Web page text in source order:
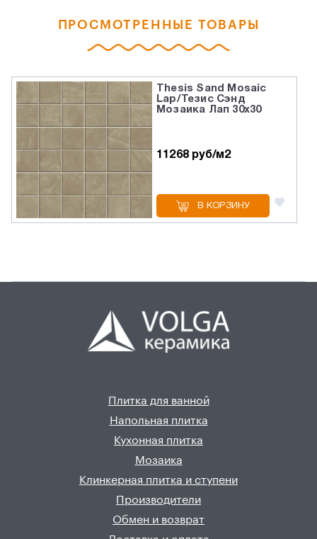
ПРОСМОТРЕННЫЕ ТОВАРЫ
Thesis Sand Mosaic
Lap/Тезис Сэнд
Мозаика Лап 30x30
11268 руб/м2
В КОРЗИНУ
Плитка для ванной
Напольная плитка
Кухонная плитка
Мозаика
Клинкерная плитка и ступени
Производители
Обмен и возврат